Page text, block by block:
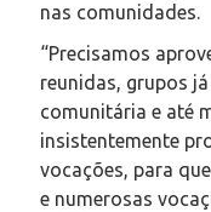
nas comunidades.
“Precisamos
reunidas, grupos
comunitária e até
insistentemente
vocações, para
e numerosas